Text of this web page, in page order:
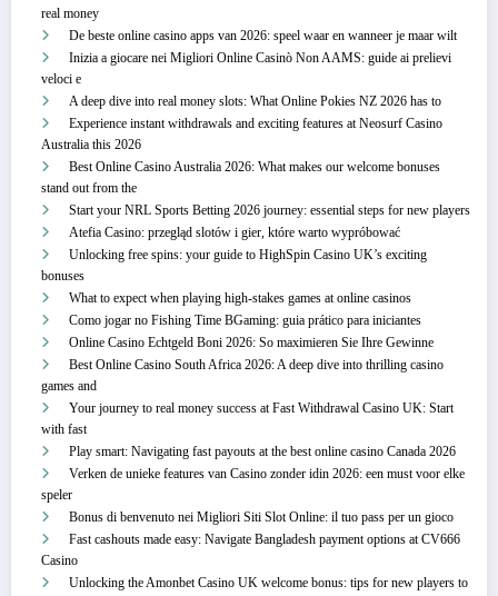
real money
De beste online casino apps van 2026: speel waar en wanneer je maar wilt
Inizia a giocare nei Migliori Online Casinò Non AAMS: guide ai prelievi
veloci e
A deep dive into real money slots: What Online Pokies NZ 2026 has to
Experience instant withdrawals and exciting features at Neosurf Casino
Australia this 2026
Best Online Casino Australia 2026: What makes our welcome bonuses
stand out from the
Start your NRL Sports Betting 2026 journey: essential steps for new players
Atefia Casino: przegląd slotów i gier, które warto wypróbować
Unlocking free spins: your guide to HighSpin Casino UK’s exciting
bonuses
What to expect when playing high-stakes games at online casinos
Como jogar no Fishing Time BGaming: guia prático para iniciantes
Online Casino Echtgeld Boni 2026: So maximieren Sie Ihre Gewinne
Best Online Casino South Africa 2026: A deep dive into thrilling casino
games and
Your journey to real money success at Fast Withdrawal Casino UK: Start
with fast
Play smart: Navigating fast payouts at the best online casino Canada 2026
Verken de unieke features van Casino zonder idin 2026: een must voor elke
speler
Bonus di benvenuto nei Migliori Siti Slot Online: il tuo pass per un gioco
Fast cashouts made easy: Navigate Bangladesh payment options at CV666
Casino
Unlocking the Amonbet Casino UK welcome bonus: tips for new players to